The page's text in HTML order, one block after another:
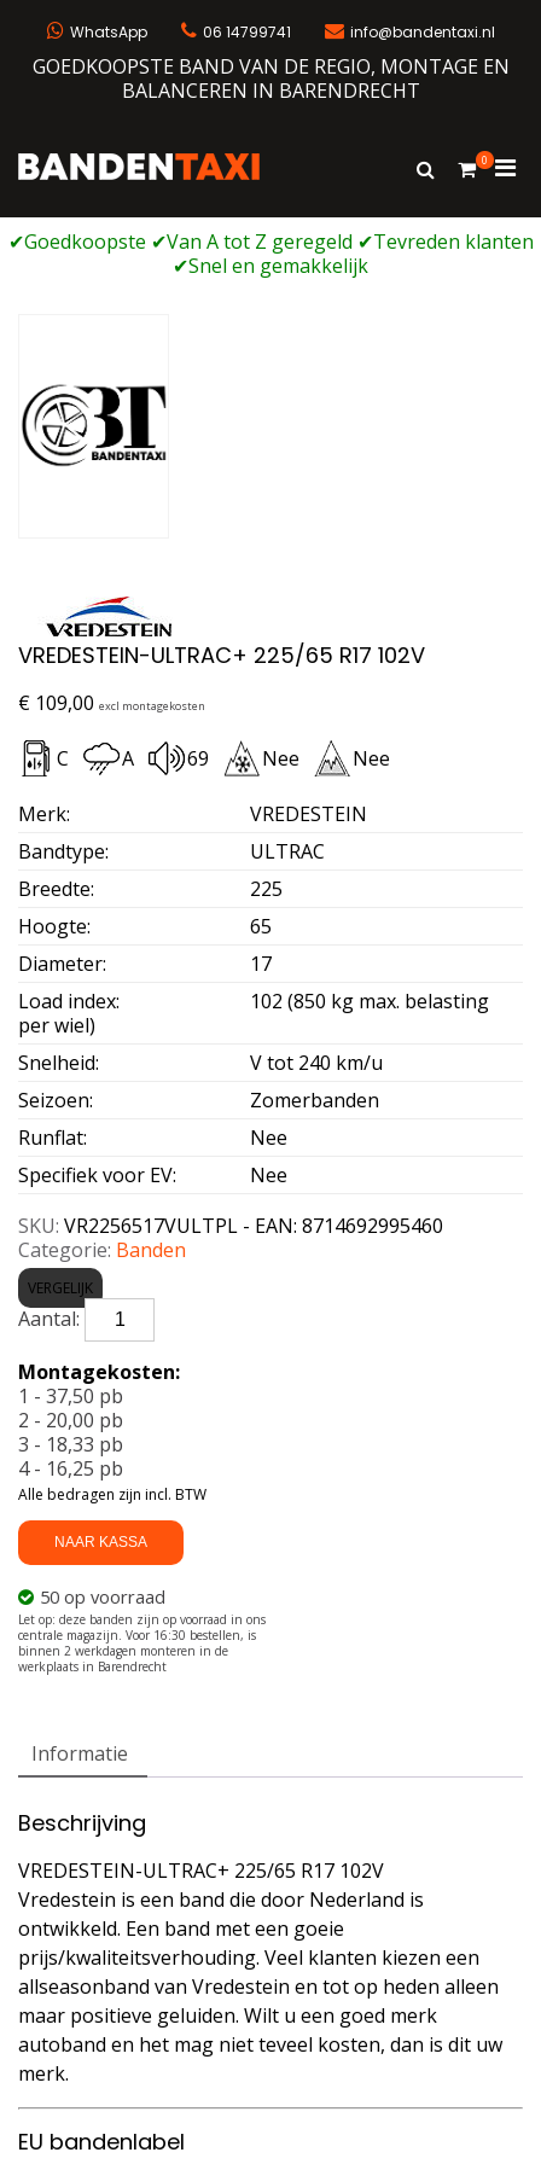
WhatsApp 06 14799741 info@bandentaxi.nl
GOEDKOOPSTE BAND VAN DE REGIO, MONTAGE EN
BALANCEREN IN BARENDRECHT
Bandengarage met eigen webshop
Toon
0
voor
VREDESTEIN-ULTRAC+ 225/65 R17 102V
€ 109,00 excl montagekosten
C A 69 Nee Nee
Merk:
VREDESTEIN
Bandtype:
ULTRAC
Breedte:
225
Hoogte:
65
Diameter:
17
Load index:
102 (850 kg max. belasting
per wiel)
Snelheid:
V tot 240 km/u
Seizoen:
Zomerbanden
Runflat:
Nee
Specifiek voor EV:
Nee
SKU: VR2256517VULTPL - EAN: 8714692995460
Categorie: Banden
VERGELIJK
VREDESTEIN-
ULTRAC+
R17
102V
aantal
NAAR KASSA
50 op voorraad
Montagekosten:
1 - 37,50 pb
2 - 20,00 pb
3 - 18,33 pb
4 - 16,25 pb
Alle bedragen zijn incl. BTW
Informatie
Beschrijving
VREDESTEIN-ULTRAC+ 225/65 R17 102V
Vredestein is een band die door Nederland is
ontwikkeld. Een band met een goeie
prijs/kwaliteitsverhouding. Veel klanten kiezen een
allseasonband van Vredestein en tot op heden alleen
maar positieve geluiden. Wilt u een goed merk
autoband en het mag niet teveel kosten, dan is dit uw
merk.
EU bandenlabel